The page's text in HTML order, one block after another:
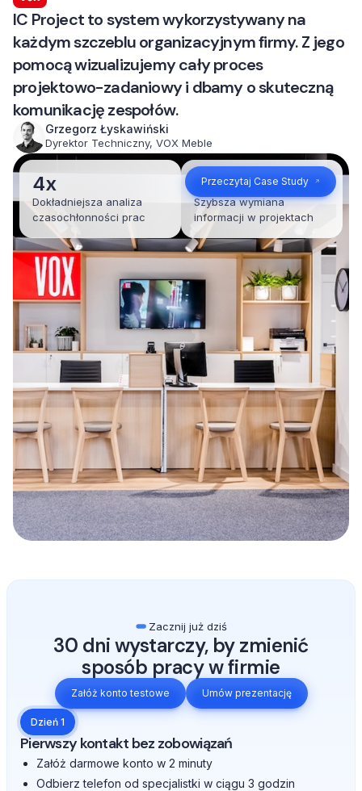
IC Project to system wykorzystywany na
każdym szczeblu organizacyjnym firmy. Z jego
pomocą wizualizujemy cały proces
projektowo-zadaniowy i dbamy o skuteczną
komunikację zespołów.
Grzegorz Łyskawiński
Dyrektor Techniczny, VOX Meble
4x
Dokładniejsza analiza
czasochłonności prac
35%
Szybsza wymiana
informacji w projektach
Przeczytaj Case Study
Zacznij już dziś
30 dni wystarczy, by zmienić
sposób pracy w firmie
Załóż konto testowe Umów prezentację
Dzień 1
Pierwszy kontakt bez zobowiązań
Załóż darmowe konto w 2 minuty
Odbierz telefon od specjalistki w ciągu 3 godzin